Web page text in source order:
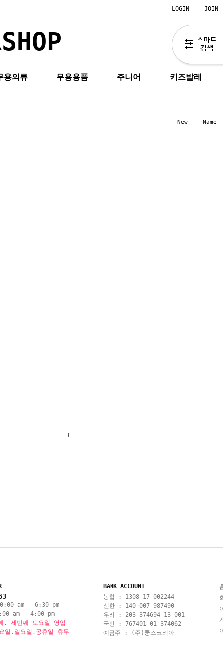
LOGIN JOIN
용의류 무용용품 주니어 키즈발레
New Name
1
am - 6:30 pm
am - 4:00 pm
, 세번째 토요일 영업
일,일요일,공휴일 휴무
BANK ACCOUNT
농협 : 1308-17-002244
신한 : 140-007-987490
우리 : 203-374694-13-001
국민 : 767401-01-374062
예금주 : (주)쿵스코리아